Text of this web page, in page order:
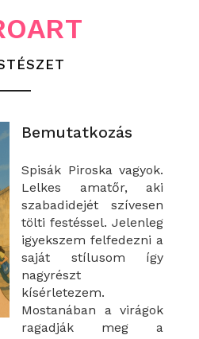
Bemutatkozás
Spisák Piroska vagyok.
Lelkes amatőr, aki
szabadidejét szívesen
tölti festéssel. Jelenleg
igyekszem felfedezni a
saját stílusom így
nagyrészt
kísérletezem.
Mostanában a virágok
ragadják meg a